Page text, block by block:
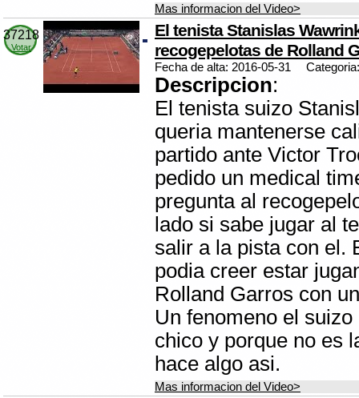
Mas informacion del Video>
37218
Votar
El tenista Stanislas
recogepelotas de Rolland
Fecha de alta: 2016-05-31 Categoria:
Descripcion:
El tenista suizo
queria mantenerse
partido ante Victor
pedido un medical
pregunta al
lado si sabe jugar al
salir a la pista con el.
podia creer estar
Rolland Garros con
Un fenomeno el
chico y porque no es
hace algo asi.
Mas informacion del Video>